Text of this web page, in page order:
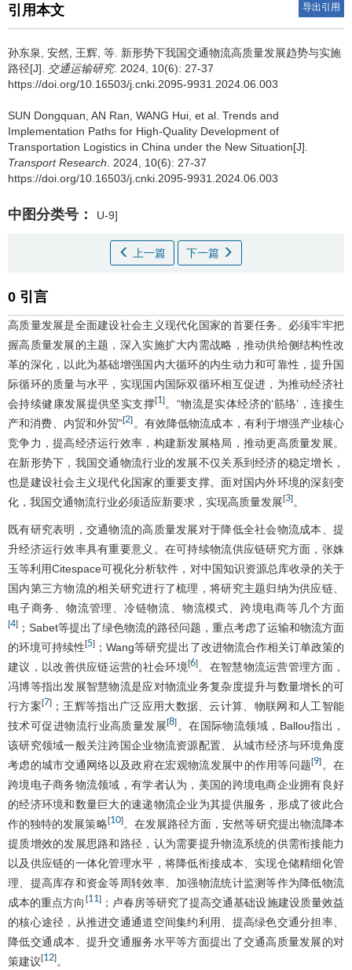
引用本文 导出引用
孙东泉 安然 王辉 等 新形势下我国交通物流高质量发展趋势与实施
路径[J]. 交通运输研究. 2024, 10(6): 27-37
https://doi.org/10.16503/j.cnki.2095-9931.2024.06.003
SUN Dongquan AN Ran WANG Hui et al Trends and
Implementation Paths for High-Quality Development of
Transportation Logistics in China under the New Situation[J].
Transport Research . 2024, 10(6): 27-37
https://doi.org/10.16503/j.cnki.2095-9931.2024.06.003
中图分类号： U-9]
上一篇 下一篇
0 引言
高质量发展是全面建设社会主义现代化国家的首要任务。必须牢牢把
握高质量发展的主题，深入实施扩大内需战略，推动供给侧结构性改
革的深化，以此为基础增强国内大循环的内生动力和可靠性，提升国
际循环的质量与水平，实现国内国际双循环相互促进，为推动经济社
会持续健康发展提供坚实支撑[1] 。“物流是实体经济的‘筋络’，连接生
产和消费、内贸和外贸”[2] 。有效降低物流成本，有利于增强产业核心
竞争力，提高经济运行效率，构建新发展格局，推动更高质量发展。
在新形势下，我国交通物流行业的发展不仅关系到经济的稳定增长，
也是建设社会主义现代化国家的重要支撑。面对国内外环境的深刻变
化，我国交通物流行业必须适应新要求，实现高质量发展[3] 。
既有研究表明，交通物流的高质量发展对于降低全社会物流成本、提
升经济运行效率具有重要意义。在可持续物流供应链研究方面，张姝
玉等利用Citespace可视化分析软件，对中国知识资源总库收录的关于
国内第三方物流的相关研究进行了梳理，将研究主题归纳为供应链、
电子商务、物流管理、冷链物流、物流模式、跨境电商等几个方面
[4] ；Sabet等提出了绿色物流的路径问题，重点考虑了运输和物流方面
的环境可持续性[5] ；Wang等研究提出了改进物流合作相关订单政策的
建议，以改善供应链运营的社会环境[6]。在智慧物流运营管理方面，
冯博等指出发展智慧物流是应对物流业务复杂度提升与数量增长的可
行方案[7]；王辉等指出广泛应用大数据、云计算、物联网和人工智能
技术可促进物流行业高质量发展[8] 。在国际物流领域，Ballou指出，
该研究领域一般关注跨国企业物流资源配置、从城市经济与环境角度
考虑的城市交通网络以及政府在宏观物流发展中的作用等问题[9] 。在
跨境电子商务物流领域，有学者认为，美国的跨境电商企业拥有良好
的经济环境和数量巨大的速递物流企业为其提供服务，形成了彼此合
作的独特的发展策略[10]。在发展路径方面，安然等研究提出物流降本
提质增效的发展思路和路径，认为需要提升物流系统的供需衔接能力
以及供应链的一体化管理水平，将降低衔接成本、实现仓储精细化管
理、提高库存和资金等周转效率、加强物流统计监测等作为降低物流
成本的重点方向 [11]；卢春房等研究了提高交通基础设施建设质量效益
的核心途径，从推进交通通道空间集约利用、提高绿色交通分担率、
降低交通成本、提升交通服务水平等方面提出了交通高质量发展的对
策建议[12] 。